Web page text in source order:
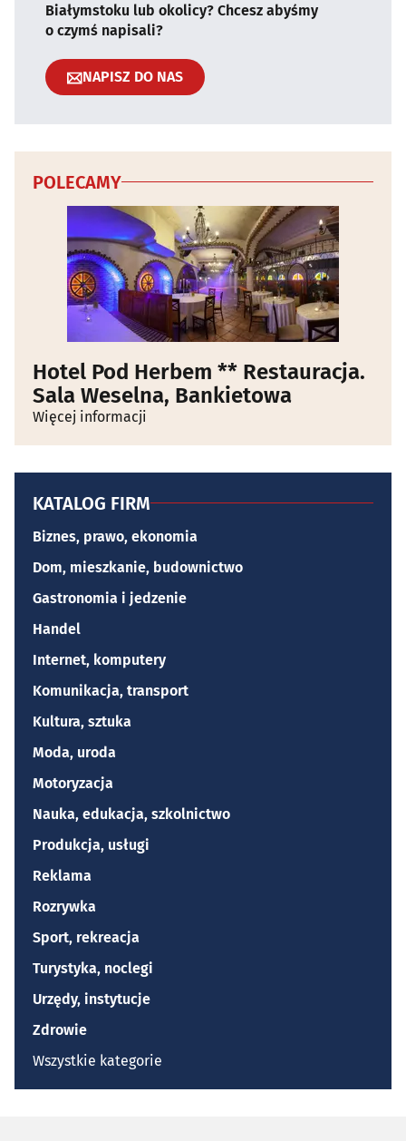
Białymstoku lub okolicy? Chcesz abyśmy
o czymś napisali?
NAPISZ DO NAS
POLECAMY
Hotel Pod Herbem ** Restauracja.
Sala Weselna, Bankietowa
Więcej informacji
KATALOG FIRM
Biznes, prawo, ekonomia
Dom, mieszkanie, budownictwo
Gastronomia i jedzenie
Handel
Internet, komputery
Komunikacja, transport
Kultura, sztuka
Moda, uroda
Motoryzacja
Nauka, edukacja, szkolnictwo
Produkcja, usługi
Reklama
Rozrywka
Sport, rekreacja
Turystyka, noclegi
Urzędy, instytucje
Zdrowie
Wszystkie kategorie